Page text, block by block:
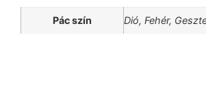
Pác szín Dió, Fehér,